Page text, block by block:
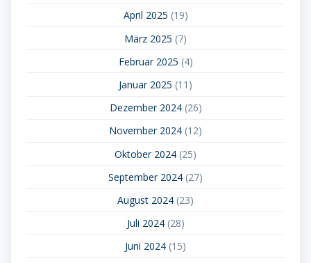
April 2025 (19)
März 2025 (7)
Februar 2025 (4)
Januar 2025 (11)
Dezember 2024(26)
November 2024 (12)
Oktober 2024 (25)
September 2024 (27)
August 2024 (23)
Juli 2024(28)
Juni 2024 (15)